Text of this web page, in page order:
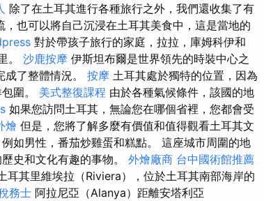
除了在土耳其進行各種旅行之外，我們還收集了有
也可以將自己沉浸在土耳其美食中，這是當地的
對於帶孩子旅行的家庭，拉拉，庫姆科伊和
。 沙鹿按摩 伊斯坦布爾是世界領先的時裝中心之
了整體情況。 按摩 土耳其處於獨特的位置，因為
圍。 美式整復課程 由於各種氣候條件，該國的地
如果您訪問土耳其，無論您在哪個省裡，您都會受
燴 但是，您將了解多麼有價值和值得觀看土耳其文
如男性，番茄炒雞蛋和糕點。 這座城市周圍的地
史和文化有趣的事物。 外燴廠商 台中國術館推薦
耳其里維埃拉（Riviera），位於土耳其南部海岸的
務士 阿拉尼亞（Alanya）距離安塔利亞